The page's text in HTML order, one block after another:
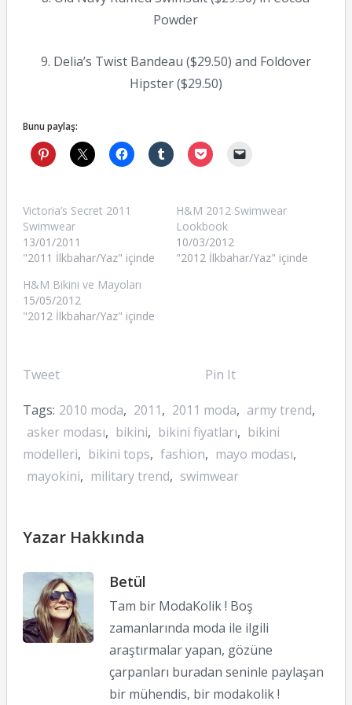
Powder
9. Delia’s Twist Bandeau ($29.50) and Foldover
Hipster ($29.50)
Bunu paylaş:
Victoria’s Secret 2011
Swimwear
13/01/2011
"2011 İlkbahar/Yaz" içinde
H&M 2012 Swimwear
Lookbook
10/03/2012
"2012 İlkbahar/Yaz" içinde
H&M Bikini ve Mayoları
15/05/2012
"2012 İlkbahar/Yaz" içinde
Tweet Pin It
Tags: 2010 moda, 2011, 2011 moda, army trend,
asker modası, bikini, bikini fiyatları, bikini
modelleri, bikini tops, fashion, mayo modası,
mayokini, military trend, swimwear
Yazar Hakkında
Betül
Tam bir ModaKolik ! Boş
zamanlarında moda ile ilgili
araştırmalar yapan, gözüne
çarpanları buradan seninle paylaşan
bir mühendis, bir modakolik !